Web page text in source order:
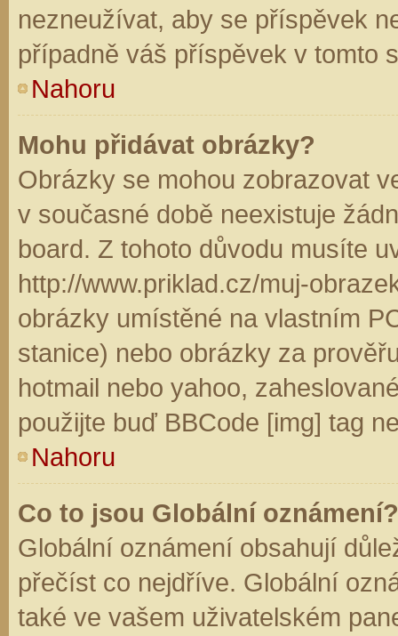
nezneužívat, aby se příspěvek
případně váš příspěvek v tomto
Nahoru
Mohu přidávat obrázky?
Obrázky se mohou zobrazovat
v současné době neexistuje
board. Z tohoto důvodu musíte
http://www.priklad.cz/muj-
obrázky umístěné na vlastním
stanice) nebo obrázky za
hotmail nebo yahoo,
použijte buď BBCode [img] tag
Nahoru
Co to jsou Globální oznámení?
Globální oznámení obsahují
přečíst co nejdříve. Globální
také ve vašem uživatelském